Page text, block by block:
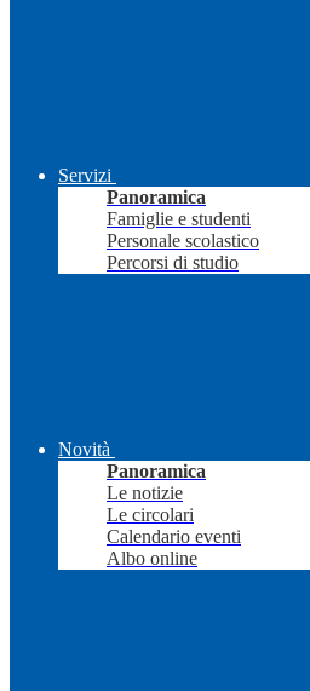
Servizi
Panoramica
Famiglie e studenti
Personale scolastico
Percorsi di studio
Novità
Panoramica
Le notizie
Le circolari
Calendario eventi
Albo online